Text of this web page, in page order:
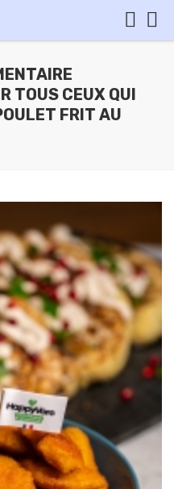
TOUS CEUX QUI
FRIT AU